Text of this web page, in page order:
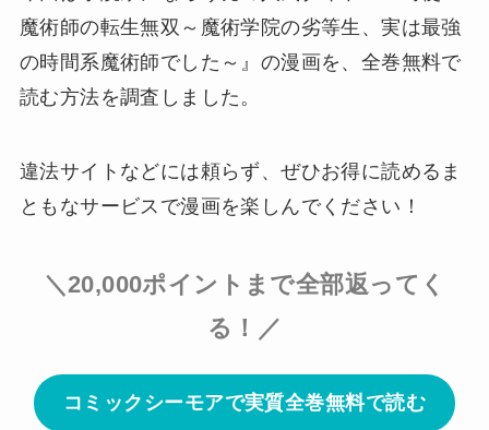
魔術師の転生無双～魔術学院の劣等生、実は最強
の時間系魔術師でした～』の漫画を、全巻無料で
読む方法を調査しました。
違法サイトなどには頼らず、ぜひお得に読めるま
ともなサービスで漫画を楽しんでください！
＼20,000ポイントまで全部返ってく
る！／
コミックシーモアで実質全巻無料で読む